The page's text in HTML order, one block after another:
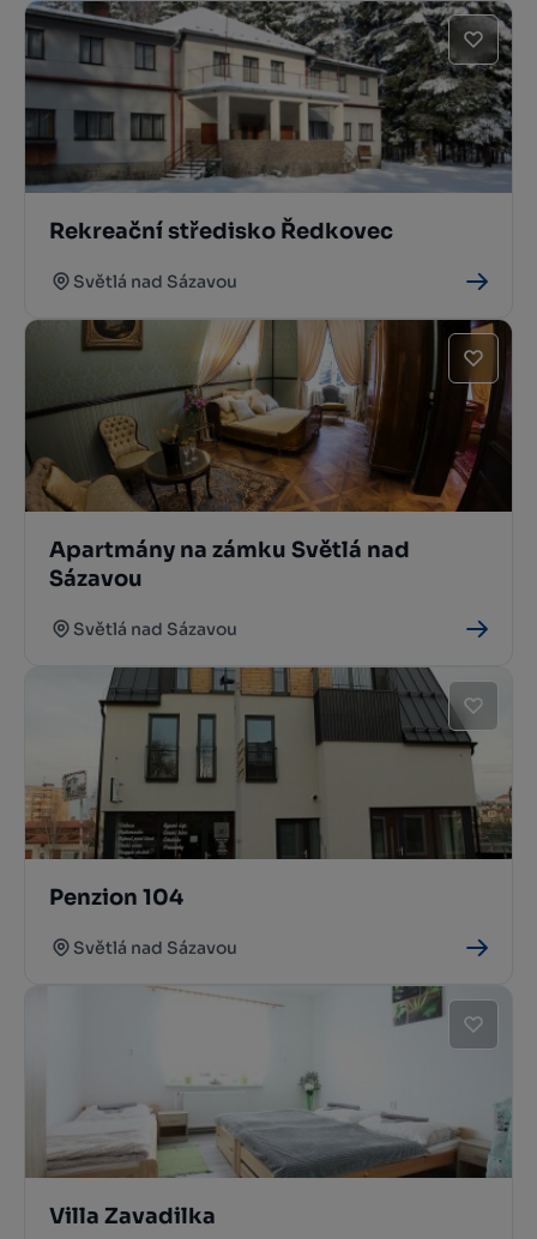
Rekreační středisko Ředkovec
Světlá nad Sázavou
Apartmány na zámku Světlá nad
Sázavou
Světlá nad Sázavou
Penzion 104
Světlá nad Sázavou
Villa Zavadilka